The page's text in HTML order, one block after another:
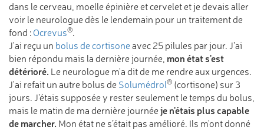
dans le cerveau, moelle épinière et cervelet et je devais aller
voir le neurologue dès le lendemain pour un traitement de
fond : Ocrevus®.
J'ai reçu un bolus de cortisoneavec 25 pilules par jour. J'ai
bien répondu mais la dernière journée, mon état s'est
détérioré. Le neurologue m'a dit de me rendre aux urgences.
J'ai refait un autre bolus de Solumédrol® (cortisone) sur 3
jours. J'étais supposée y rester seulement le temps du bolus,
mais le matin de ma dernière journéeje n'étais plus capable
de marcher. Mon état ne s’était pas amélioré. Ils m'ont donné